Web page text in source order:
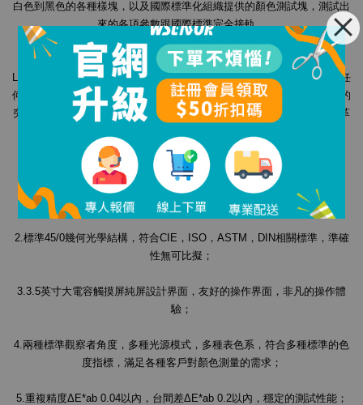
白色到黑色的各種樣塊，以及國際標準化組織提供的顏色測試塊，測試出
來的各項參數跟國際標準完全接軌。
3nh還分析了日本、美國和德國等進口分光測色儀的參數，他們之間的
Lab絕對值都控制在±1.5以內。NS800與日本儀器之間的Lab值比較，測任
何顏色的物品，都能將Lab的大差距控制在±1.0以內，這是3nh高新科技的
突破，實現了與國際市場的完全兼容，一場高精度國產化分光測色儀的革
NS800分光測色儀產品特點：
1.優美的外觀造型與符合人力力學的結構設計；
2.標準45/0幾何光學結構，符合CIE，ISO，ASTM，DIN相關標準，準確
性無可比擬；
3.3.5英寸大電容觸摸屏純屏設計界面，友好的操作界面，非凡的操作體
驗；
4.兩種標準觀察者角度，多種光源模式，多種表色系，符合多種標準的色
度指標，滿足各種客戶對顏色測量的需求；
5.重複精度ΔE*ab 0.04以內，台間差ΔE*ab 0.2以內，穩定的測試性能；